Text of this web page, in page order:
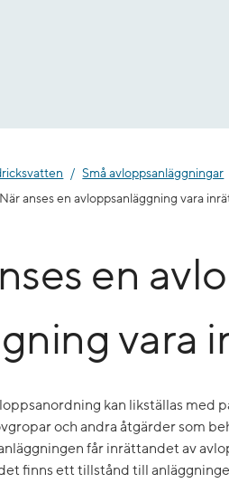
Små avloppsanläggningar
anses en avlopps­anläggning vara
en
vara
kan likställas med
och andra åtgärder som
får inrättandet av
finns ett tillstånd till